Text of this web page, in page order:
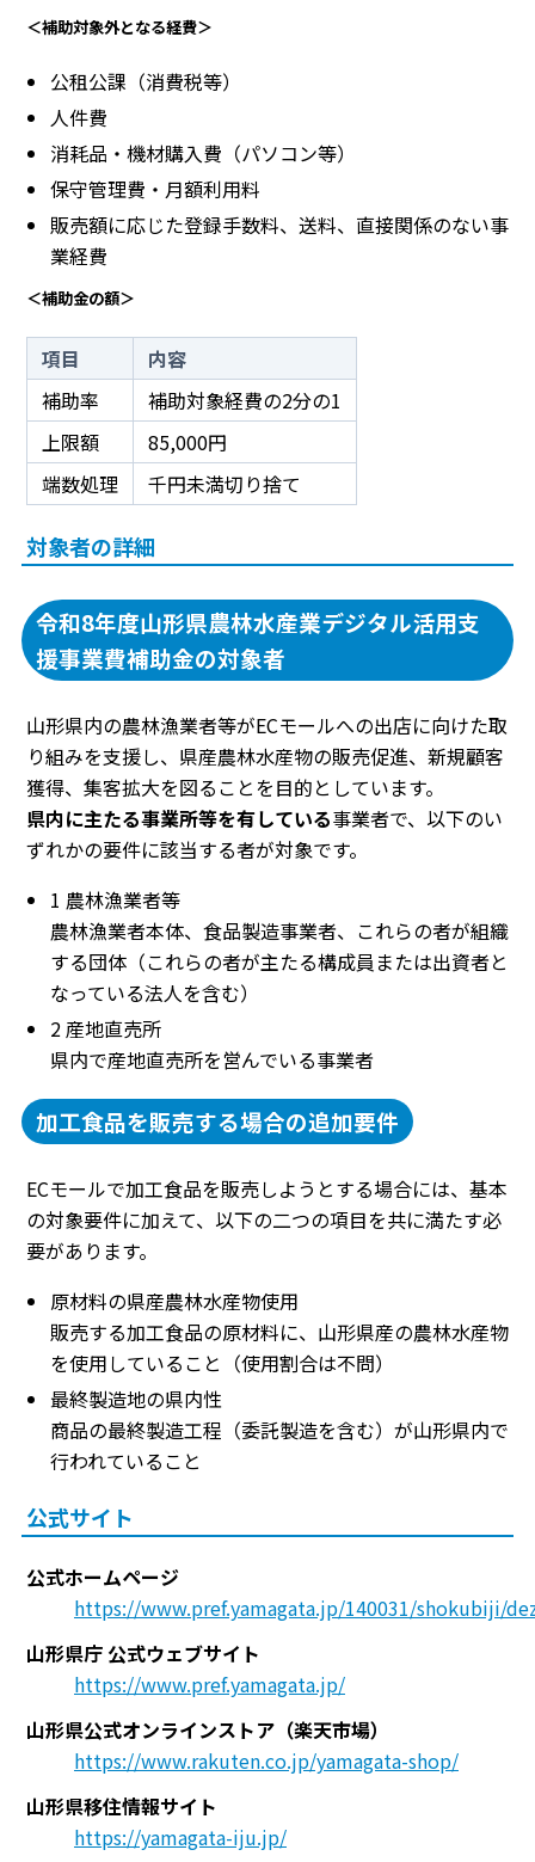
＜補助対象外となる経費＞
公租公課（消費税等）
人件費
消耗品・機材購入費（パソコン等）
保守管理費・月額利用料
販売額に応じた登録手数料、送料、直接関係のない事
業経費
＜補助金の額＞
項目
内容
補助率
補助対象経費の2分の1
上限額
85,000円
端数処理
千円未満切り捨て
対象者の詳細
令和8年度山形県農林水産業デジタル活用支
援事業費補助金の対象者
山形県内の農林漁業者等がECモールへの出店に向けた取
り組みを支援し、県産農林水産物の販売促進、新規顧客
獲得、集客拡大を図ることを目的としています。
県内に主たる事業所等を有している事業者で、以下のい
ずれかの要件に該当する者が対象です。
1 農林漁業者等
農林漁業者本体、食品製造事業者、これらの者が組織
する団体（これらの者が主たる構成員または出資者と
なっている法人を含む）
2 産地直売所
県内で産地直売所を営んでいる事業者
加工食品を販売する場合の追加要件
ECモールで加工食品を販売しようとする場合には、基本
の対象要件に加えて、以下の二つの項目を共に満たす必
要があります。
原材料の県産農林水産物使用
販売する加工食品の原材料に、山形県産の農林水産物
を使用していること（使用割合は不問）
最終製造地の県内性
商品の最終製造工程（委託製造を含む）が山形県内で
行われていること
公式サイト
公式ホームページ
https://www.pref.yamagata.jp/140031/shokubiji/
山形県庁 公式ウェブサイト
https://www.pref.yamagata.jp/
山形県公式オンラインストア（楽天市場）
https://www.rakuten.co.jp/yamagata-shop/
山形県移住情報サイト
https://yamagata-iju.jp/